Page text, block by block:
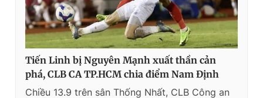
Tiến Linh bị Nguyên Mạnh xuất thần cản
phá, CLB CA TP.HCM chia điểm Nam Định
Chiều 13.9 trên sân Thống Nhất, CLB Công an